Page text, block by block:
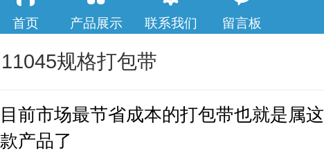
首页 产品展示 联系我们 留言板
11045规格打包带
目前市场最节省成本的打包带也就是属这
款产品了